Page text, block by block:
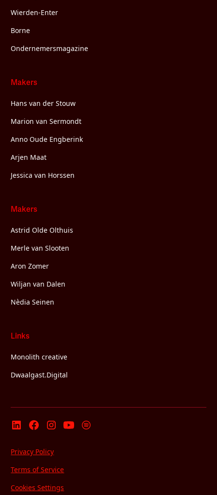
Wierden-Enter
Borne
Ondernemersmagazine
Makers
Hans van der Stouw
Marion van Sermondt
Anno Oude Engberink
Arjen Maat
Jessica van Horssen
Makers
Astrid Olde Olthuis
Merle van Slooten
Aron Zomer
Wiljan van Dalen
Nèdia Seinen
Links
Monolith creative
Dwaalgast.Digital
Privacy Policy
Terms of Service
Cookies Settings